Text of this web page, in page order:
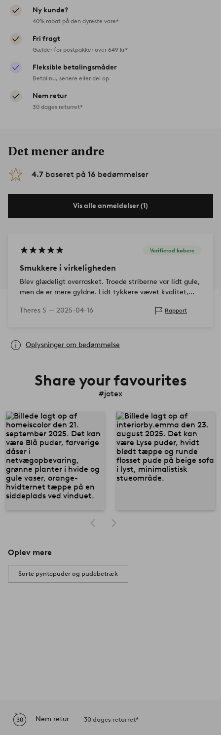
Ny kunde?
40% rabat på den dyreste vare*
Fri fragt
Gælder for postpakker over 649 kr*
Fleksible betalingsmåder
Betal nu, senere eller del op
Nem retur
30 dages returret*
Det mener andre
4.7 baseret på 16 bedømmelser
Vis alle anmeldelser (1)
Verifierad købere
Smukkere i virkeligheden
Blev glædeligt overrasket. Troede striberne var lidt gule,
men de er mere gyldne. Lidt tykkere vævet kvalitet,
Theres S — 2025-04-16 Rapport
Oplysninger om bedømmelse
Share your favourites
#jotex
Oplev mere
Sorte pyntepuder og pudebetræk
Nem retur 30 dages returret*